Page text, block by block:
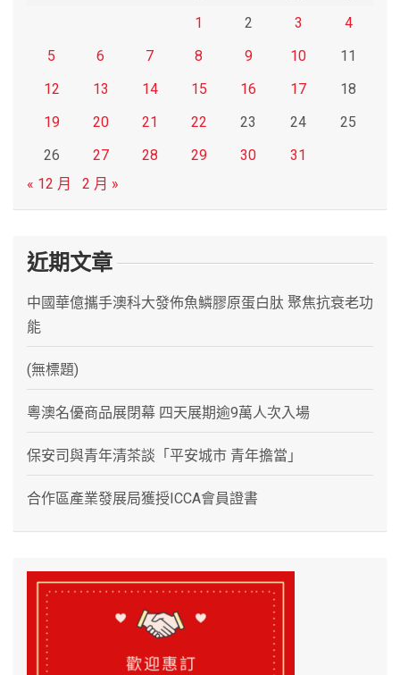
1
2 3
4
5
6 7 8 9 10
11
12
13 14 15 16 17
18
19
20 21 22 23 24
25
26
27 28 29 30
31
« 12 月
2 月 »
近期文章
中國華億攜手澳科大發佈魚鱗膠原蛋白肽 聚焦抗衰老功
能
(無標題)
粵澳名優商品展閉幕 四天展期逾9萬人次入場
保安司與青年清茶談「平安城市 青年擔當」
合作區產業發展局獲授ICCA會員證書